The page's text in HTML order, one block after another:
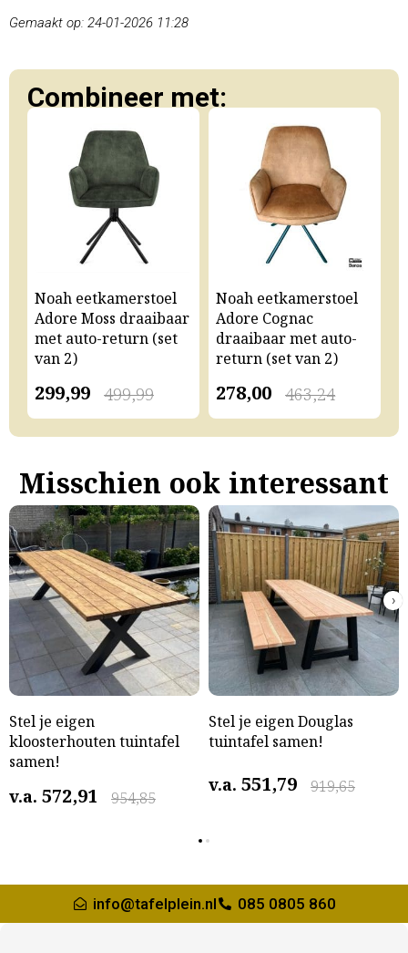
Gemaakt op: 24-01-2026 11:28
Combineer met:
Noah eetkamerstoel
Adore Moss draaibaar
met auto-return (set
van 2)
499,99
299,99
Noah eetkamerstoel
Adore Cognac
draaibaar met auto-
return (set van 2)
463,24
278,00
Misschien ook interessant
Stel je eigen
kloosterhouten tuintafel
samen!
v.a. 954,85
572,91
Stel je eigen Douglas
tuintafel samen!
v.a. 919,65
551,79
›
info@tafelplein.nl 085 0805 860